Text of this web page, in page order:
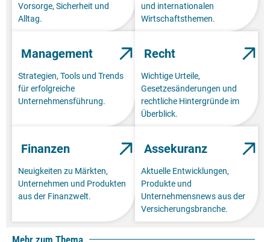
Vorsorge, Sicherheit und
Alltag.
und internationalen
Wirtschaftsthemen.
Management
Strategien, Tools und Trends
für erfolgreiche
Unternehmensführung.
Recht
Wichtige Urteile,
Gesetzesänderungen und
rechtliche Hintergründe im
Überblick.
Finanzen
Neuigkeiten zu Märkten,
Unternehmen und Produkten
aus der Finanzwelt.
Assekuranz
Aktuelle Entwicklungen,
Produkte und
Unternehmensnews aus der
Versicherungsbranche.
Mehr zum Thema